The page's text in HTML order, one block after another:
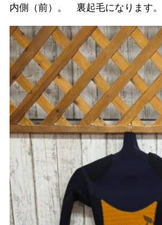
内側（前）。 裏起毛になります。